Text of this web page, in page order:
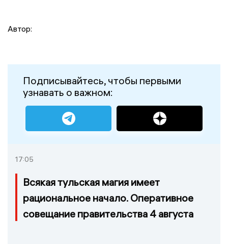
Автор:
Подписывайтесь, чтобы первыми
узнавать о важном:
17:05
Всякая тульская магия имеет
рациональное начало. Оперативное
совещание правительства 4 августа